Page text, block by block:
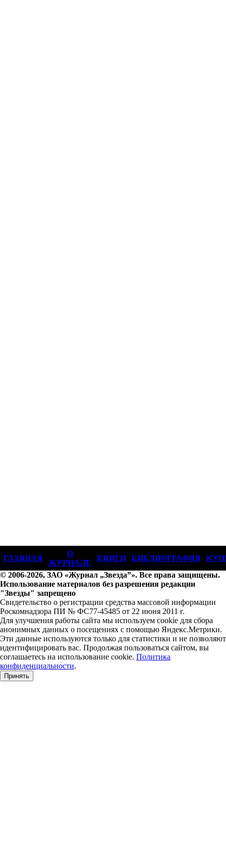
ГЛАВНАЯ
О
ЖУРНАЛЕ
КНИГИ БИБЛИОГРАФИЯ
© 2006-2026, ЗАО «Журнал „Звезда”». Все права защищены.
Использование материалов без разрешения редакции
"Звезды" запрещено
Свидетельство о регистрации средства массовой информации
Роскомнадзора ПИ № ФС77-45485 от 22 июня 2011 г.
Для улучшения работы сайта мы используем cookie для сбора
анонимных данных о посещениях с помощью Яндекс.Метрики.
Эти данные используются только для статистики и не позволяют
идентифицировать вас. Продолжая пользоваться сайтом, вы
соглашаетесь на использование cookie. Политика
конфиденциальности.
Принять